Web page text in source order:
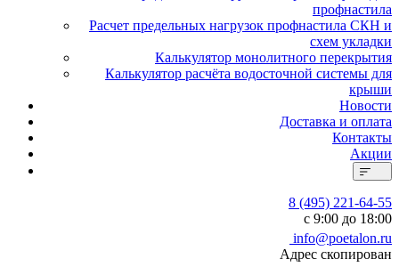
профнастила
Расчет предельных нагрузок профнастила СКН и
схем укладки
Калькулятор монолитного перекрытия
Калькулятор расчёта водосточной системы для
крыши
Новости
Доставка и оплата
Контакты
Акции
8 (495) 221-64-55
с 9:00 до 18:00
info@poetalon.ru
Адрес скопирован